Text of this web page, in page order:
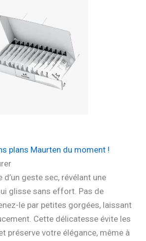
plans Maurten du moment !
d’un geste sec, révélant une
glisse sans effort. Pas de
le par petites gorgées, laissant
Cette délicatesse évite les
préserve votre élégance, même à